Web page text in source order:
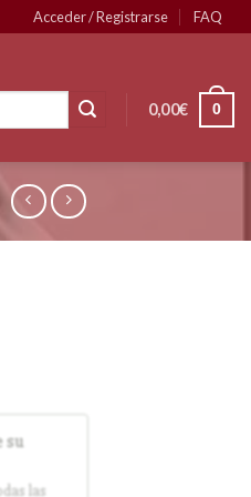
Acceder / Registrarse FAQ
0,00€ 0
su
las